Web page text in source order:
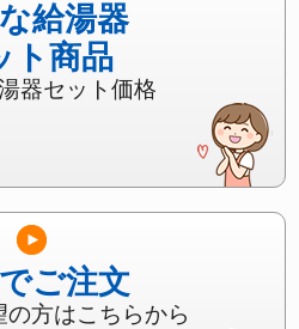
給湯器
ト商品
器セット価格
ご注文
方はこちらから